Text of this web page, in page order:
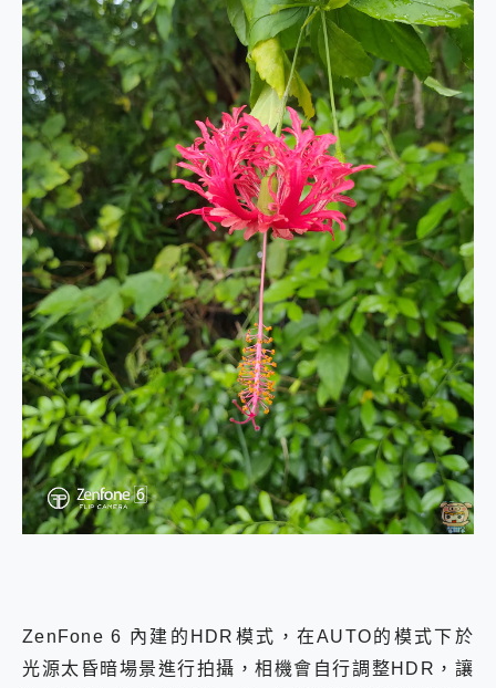
ZenFone 6 內建的HDR模式，在AUTO的模式下於
光源太昏暗場景進行拍攝，相機會自行調整HDR，讓